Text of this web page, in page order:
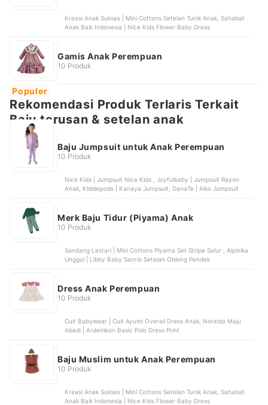
Kreasi Anak Sukses | Mini Cottons Setelan Tunik Anak, Sahabat
Anak Baik Indonesia | Nice Kids Flower Baby Dress
Gamis Anak Perempuan
10 Produk
Populer
Rekomendasi Produk Terlaris Terkait
Baju terusan & setelan anak
Baju Jumpsuit untuk Anak Perempuan
10 Produk
Nice Kids | Jumpsuit Nice Kids , Joyfulbaby | Jumpsuit Rayon
Anak, Kiddiepods | Kanaya Jumpsuit, DanaTe | Aiko Jumpsuit
Merk Baju Tidur (Piyama) Anak
10 Produk
Sandang Lestari | Mini Cottons Piyama Set Stripe Salur , Alpinika
Unggul | Libby Baby Sanrio Setelan Oblong Pendek
Dress Anak Perempuan
10 Produk
Cuit Babywear | Cuit Ayumi Overall Dress Anak, Norindo Maju
Abadi | Ardenleon Basic Polo Dress Print
Baju Muslim untuk Anak Perempuan
10 Produk
Kreasi Anak Sukses | Mini Cottons Setelan Tunik Anak, Sahabat
Anak Baik Indonesia | Nice Kids Flower Baby Dress